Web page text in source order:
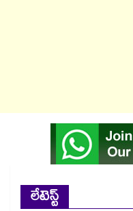
లేటెస్ట్